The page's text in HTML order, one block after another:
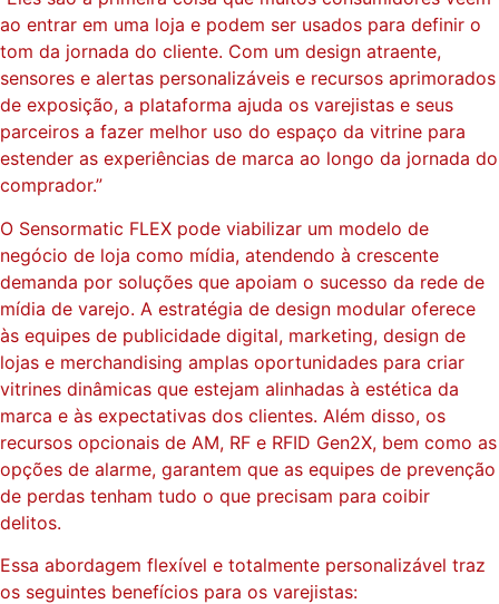
ao entrar em uma loja e podem ser usados para definir o
tom da jornada do cliente. Com um design atraente,
sensores e alertas personalizáveis e recursos aprimorados
de exposição, a plataforma ajuda os varejistas e seus
parceiros a fazer melhor uso do espaço da vitrine para
estender as experiências de marca ao longo da jornada do
comprador.”
O Sensormatic FLEX pode viabilizar um modelo de
negócio de loja como mídia, atendendo à crescente
demanda por soluções que apoiam o sucesso da rede de
mídia de varejo. A estratégia de design modular oferece
às equipes de publicidade digital, marketing, design de
lojas e merchandising amplas oportunidades para criar
vitrines dinâmicas que estejam alinhadas à estética da
marca e às expectativas dos clientes. Além disso, os
recursos opcionais de AM, RF e RFID Gen2X, bem como as
opções de alarme, garantem que as equipes de prevenção
de perdas tenham tudo o que precisam para coibir
delitos.
Essa abordagem flexível e totalmente personalizável traz
os seguintes benefícios para os varejistas: